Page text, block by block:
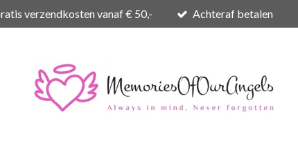
verzendkosten vanaf € 50,- Achteraf betalen